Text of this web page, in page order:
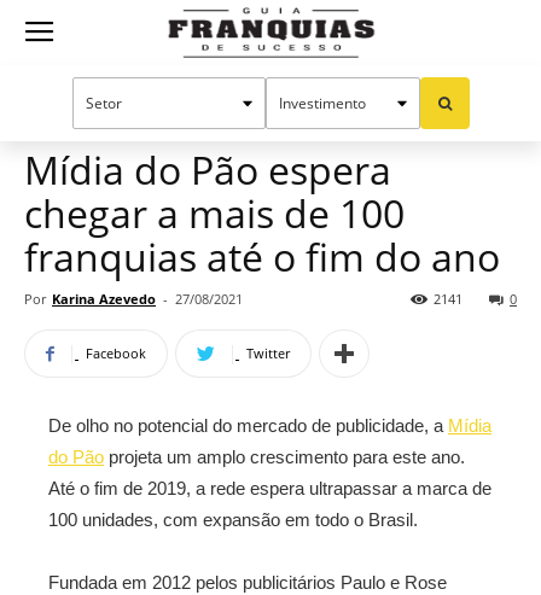
Guia
Mercado de franquias
Mídia do Pão espera
chegar a mais de 100
franquias até o fim do ano
Por Karina Azevedo - 27/08/2021 0
2141
Facebook Twitter
De olho no potencial do mercado de publicidade, a Mídia
do Pão projeta um amplo crescimento para este ano.
Até o fim de 2019, a rede espera ultrapassar a marca de
100 unidades, com expansão em todo o Brasil.
Fundada em 2012 pelos publicitários Paulo e Rose